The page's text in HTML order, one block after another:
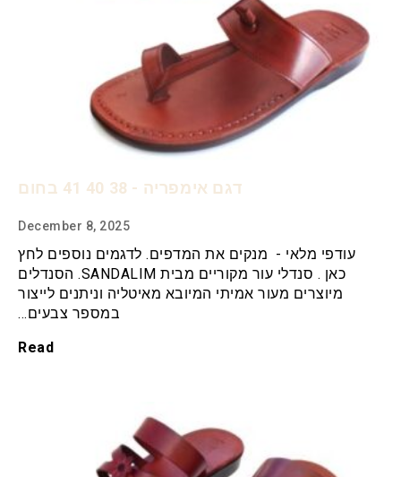
דגם אימפריה - 38 40 41 בחום
December 8, 2025
עודפי מלאי - מנקים את המדפים. לדגמים נוספים לחץ
כאן . סנדלי עור מקוריים מבית SANDALIM. הסנדלים
מיוצרים מעור אמיתי המיובא מאיטליה וניתנים לייצור
במספר צבעים…
Read